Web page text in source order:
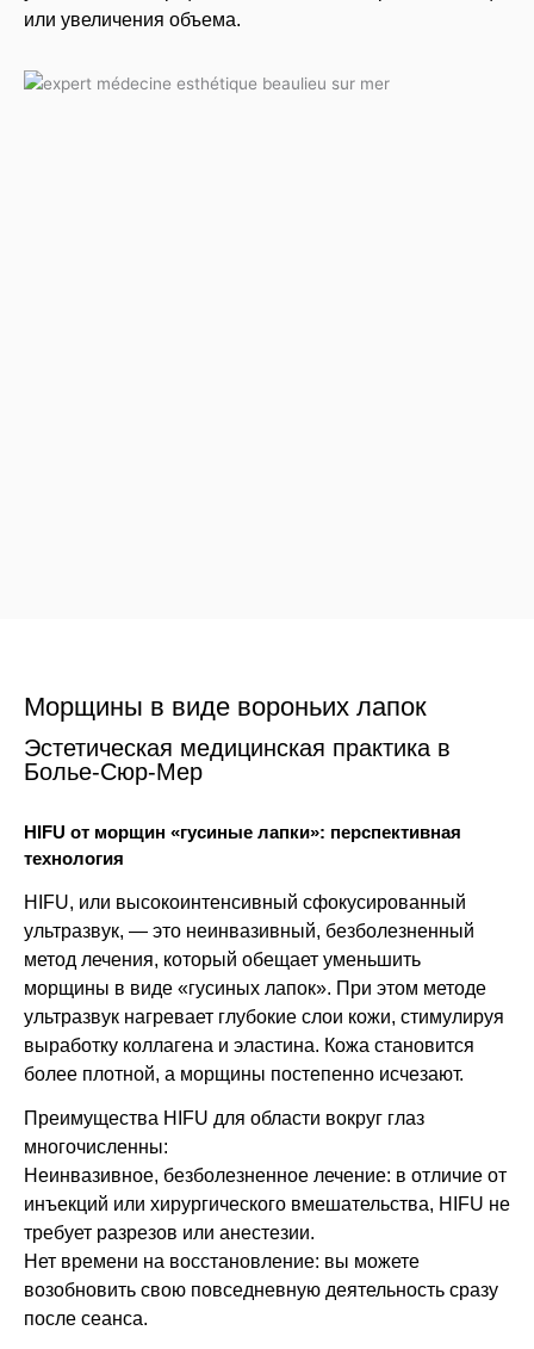
или увеличения объема.
Морщины в виде вороньих лапок
Эстетическая медицинская практика в
Болье-Сюр-Мер
HIFU от морщин «гусиные лапки»: перспективная
технология
HIFU, или высокоинтенсивный сфокусированный
ультразвук, — это неинвазивный, безболезненный
метод лечения, который обещает уменьшить
морщины в виде «гусиных лапок». При этом методе
ультразвук нагревает глубокие слои кожи, стимулируя
выработку коллагена и эластина. Кожа становится
более плотной, а морщины постепенно исчезают.
Преимущества HIFU для области вокруг глаз
многочисленны:
Неинвазивное, безболезненное лечение: в отличие от
инъекций или хирургического вмешательства, HIFU не
требует разрезов или анестезии.
Нет времени на восстановление: вы можете
возобновить свою повседневную деятельность сразу
после сеанса.